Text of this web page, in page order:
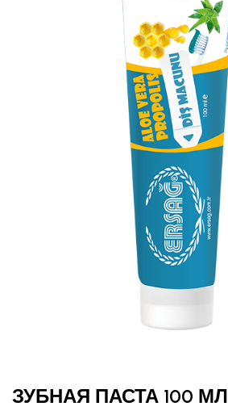
ЗУБНАЯ ПАСТА 100 МЛ